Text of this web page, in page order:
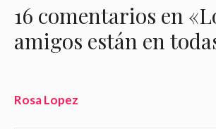
16 comentarios en
amigos están en
Rosa Lopez